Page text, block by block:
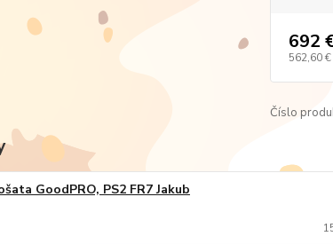
692
562,60 €
Číslo
GoodPRO, PS2 FR7 Jakub